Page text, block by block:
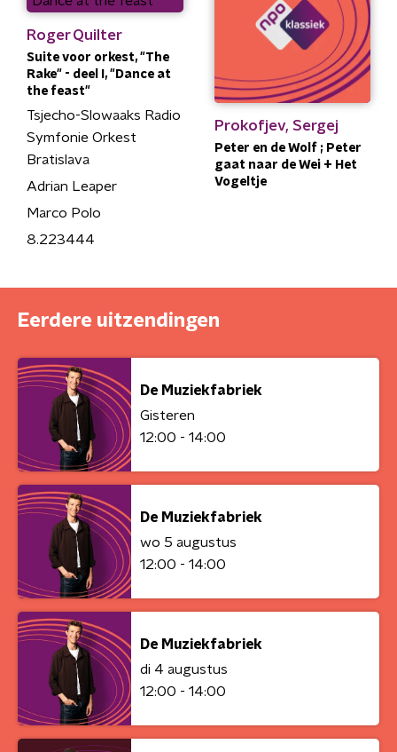
Roger Quilter
Suite voor orkest, "The
Rake" - deel I, "Dance at
the feast"
Tsjecho-Slowaaks Radio
Symfonie Orkest
Bratislava
Adrian Leaper
Marco Polo
8.223444
Prokofjev, Sergej
Peter en de Wolf ; Peter
gaat naar de Wei + Het
Vogeltje
Eerdere uitzendingen
De Muziekfabriek
Gisteren
12:00 - 14:00
De Muziekfabriek
wo 5 augustus
12:00 - 14:00
De Muziekfabriek
di 4 augustus
12:00 - 14:00